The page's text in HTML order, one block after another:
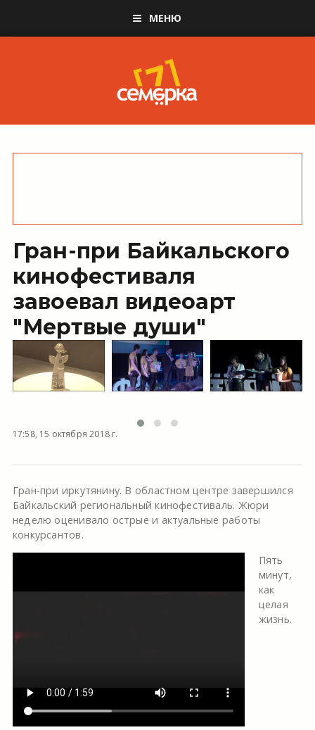
МЕНЮ
Гран-при Байкальского
кинофестиваля
завоевал видеоарт
"Мертвые души"
17:58, 15 октября 2018 г.
Гран-при иркутянину. В областном центре завершился
Байкальский региональный кинофестиваль. Жюри
неделю оценивало острые и актуальные работы
конкурсантов.
Пять
минут,
как
целая
жизнь.